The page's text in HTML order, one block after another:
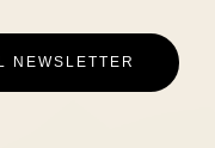
NEWSLETTER